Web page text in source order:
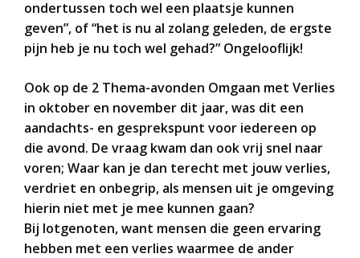
ondertussen toch wel een plaatsje kunnen
geven”, of “het is nu al zolang geleden, de ergste
pijn heb je nu toch wel gehad?” Ongelooflijk!
Ook op de 2 Thema-avonden Omgaan met Verlies
in oktober en november dit jaar, was dit een
aandachts- en gesprekspunt voor iedereen op
die avond. De vraag kwam dan ook vrij snel naar
voren; Waar kan je dan terecht met jouw verlies,
verdriet en onbegrip, als mensen uit je omgeving
hierin niet met je mee kunnen gaan?
Bij lotgenoten, want mensen die geen ervaring
hebben met een verlies waarmee de ander